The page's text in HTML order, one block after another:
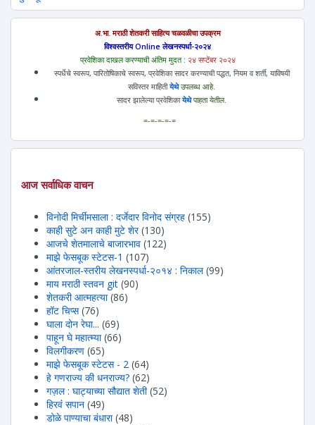
अ.भा. मराठी शेतकरी साहित्य चळवळीचा उपक्रम
विश्वस्तरीय Online लेखनस्पर्धा-२०२४
प्रवेशिका दाखल करण्याची अंतिम मुदत : २४ सप्टेंबर २०२४
स्पर्धेचे स्वरूप, पारितोषिकाचे स्वरूप, प्रवेशिका सादर करण्याची पद्धत, नियम व शर्ती, याविषयी
सविस्तर माहितीयेथेउपलब्ध आहे.
सादर झालेल्या प्रवेशिकायेथेपाहता येतील.
=-=-=-=-=
आज सर्वाधिक वाचन
विनोदी मिर्चीमसाला : दर्जेदार विनोद संग्रह (155)
काही सुटे अन काही मुटे शेर (130)
आजचे शेतमालाचे बाजारभाव (122)
माझे फेसबूक स्टेटस-1 (107)
आंतरजाल-स्तरीय लेखनस्पर्धा-२०१४ : निकाल (99)
माय मराठी स्तवन git (90)
शेतकरी आत्महत्या (86)
हॉट चिप्स (76)
घाला दोन रेघा... (69)
पाहून घे महात्म्या (66)
विलगीकरण (65)
माझे फेसबूक स्टेटस - 2 (64)
हे गणराज्य की धनराज्य? (62)
गज़ल : घाट्याच्या सौद्यात शेती (52)
हिरवंं सपान (49)
डोळे पाण्याचा बंधारा (48)